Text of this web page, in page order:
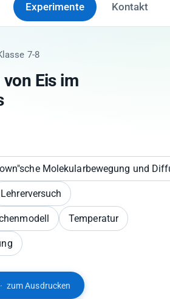
Experimente Kontakt
7-8
Eis im
Molekularbewegung und
Lehrerversuch
Temperatur
zum Ausdrucken